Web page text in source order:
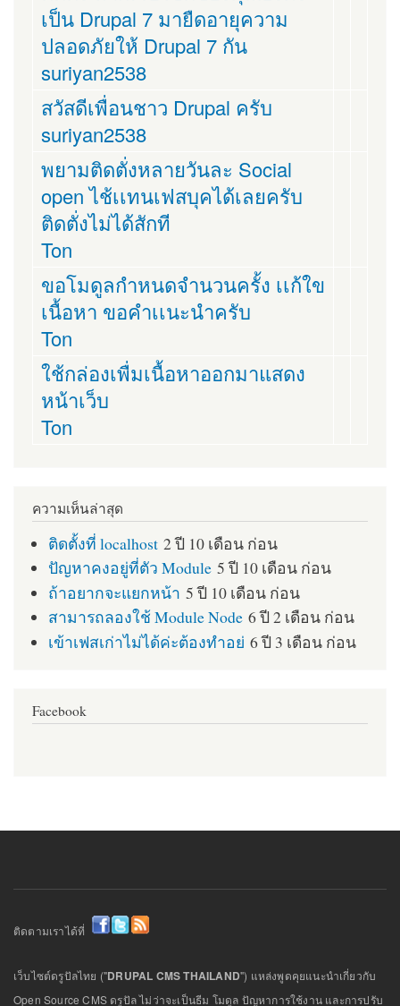
เป็น Drupal 7 มายืดอายุความ
ปลอดภัยให้ Drupal 7 กัน
suriyan2538
สวัสดีเพื่อนชาว Drupal ครับ
suriyan2538
พยามติดตั่งหลายวันละ Social
open ไช้เเทนเฟสบุคได้เลยครับ
ติดตั่งไม่ได้สักที
Ton
ขอโมดูลกำหนดจำนวนครั้ง เเก้ใข
เนื้อหา ขอคำเเนะนำครับ
Ton
ใช้กล่องเพื่มเนื้อหาออกมาแสดง
หน้าเว็บ
Ton
ความเห็นล่าสุด
ติดตั้งที่ localhost 2 ปี 10 เดือน ก่อน
ปัญหาคงอยู่ที่ตัว Module 5 ปี 10 เดือน ก่อน
ถ้าอยากจะแยกหน้า 5 ปี 10 เดือน ก่อน
สามารถลองใช้ Module Node 6 ปี 2 เดือน ก่อน
เข้าเฟสเก่าไม่ได้ค่ะต้องทำอย่ 6 ปี 3 เดือน ก่อน
Facebook
ติดตามเราได้ที่
เว็บไซต์ดรูปัลไทย ("DRUPAL CMS THAILAND") แหล่งพูดคุยแนะนำเกี่ยวกับ
Open Source CMS ดรูปัล ไม่ว่าจะเป็นธีม โมดูล ปัญหาการใช้งาน และการปรับ